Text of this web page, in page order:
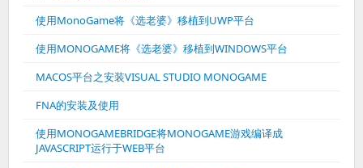
使用MonoGame将《选老婆》移植到UWP平台
使用MONOGAME将《选老婆》移植到WINDOWS平台
MACOS平台之安装VISUAL STUDIO MONOGAME
FNA的安装及使用
使用MONOGAMEBRIDGE将MONOGAME游戏编译成
JAVASCRIPT运行于WEB平台